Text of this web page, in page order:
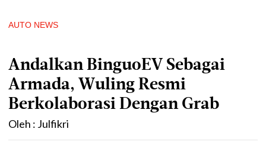
AUTO NEWS
Andalkan BinguoEV Sebagai
Armada, Wuling Resmi
Berkolaborasi Dengan Grab
Oleh : Julfikri